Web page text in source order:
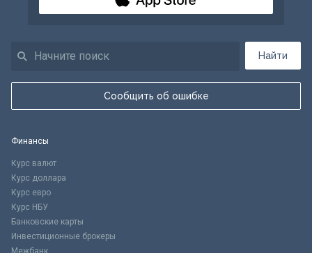
Найти
Сообщить об ошибке
Финансы
Курс валют
Курс доллара
Курс евро
Курс НБУ
Банковские карты
Инвестиционные брокеры
Межбанк